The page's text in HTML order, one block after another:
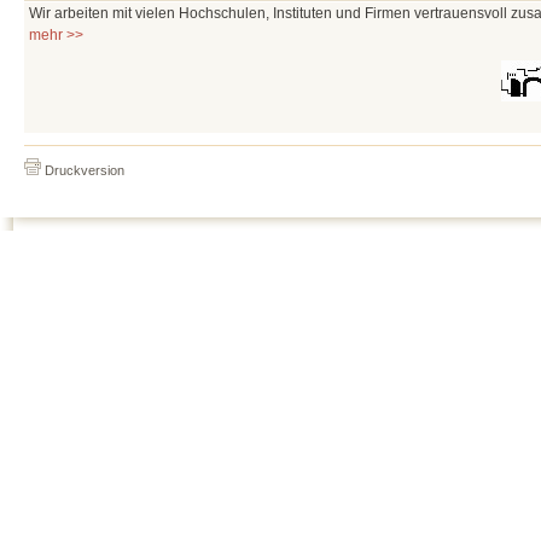
Wir arbeiten mit vielen Hochschulen, Instituten und Firmen vertrauensvoll
mehr >>
Druckversion